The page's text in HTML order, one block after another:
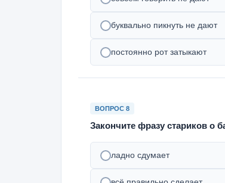
буквально пикнуть не дают
постоянно рот затыкают
ВОПРОС 8
Закончите фразу стариков о
ладно сдумает